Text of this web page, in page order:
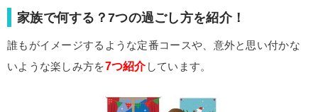
家族で何する？7つの過ごし方を紹介！
誰もがイメージするような定番コースや、意外と思い付かな
いような楽しみ方を7つ紹介しています。